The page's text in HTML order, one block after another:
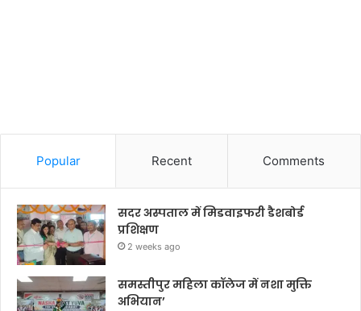
Popular Recent Comments
सदर अस्पताल में मिडवाइफरी डैशबोर्ड
प्रशिक्षण
2 weeks ago
समस्तीपुर महिला कॉलेज में नशा मुक्ति
अभियान’